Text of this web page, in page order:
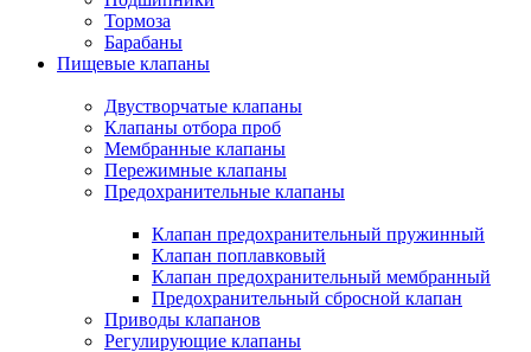
Тормоза
Барабаны
Пищевые клапаны
Двустворчатые клапаны
Клапаны отбора проб
Мембранные клапаны
Пережимные клапаны
Предохранительные клапаны
Клапан предохранительный пружинный
Клапан поплавковый
Клапан предохранительный мембранный
Предохранительный сбросной клапан
Приводы клапанов
Регулирующие клапаны